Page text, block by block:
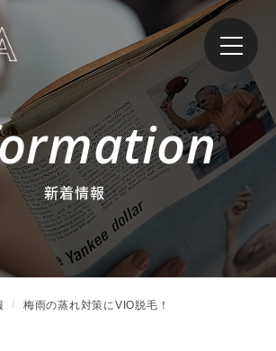
新着情報
梅雨の蒸れ対策にVIO脱毛！